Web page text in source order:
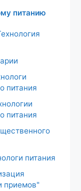
питанию
питания
питания
питания
приемов"